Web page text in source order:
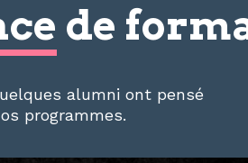
de
alumni ont pensé
programmes.